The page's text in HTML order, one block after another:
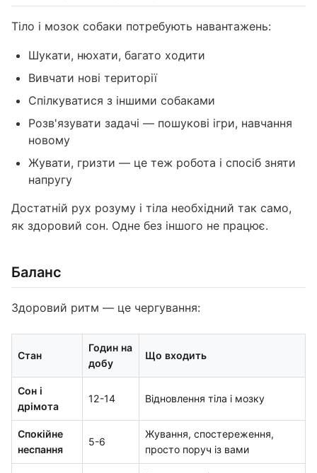
Тіло і мозок собаки потребують навантажень:
Шукати, нюхати, багато ходити
Вивчати нові території
Спілкуватися з іншими собаками
Розв'язувати задачі — пошукові ігри, навчання
новому
Жувати, гризти — це теж робота і спосіб зняти
напругу
Достатній рух розуму і тіла необхідний так само,
як здоровий сон. Одне без іншого не працює.
Баланс
Здоровий ритм — це чергування:
Стан
Годин на
добу
Що входить
Сон і
дрімота
12-14 Відновлення тіла і мозку
Спокійне
неспання
5-6
Жування, спостереження,
просто поруч із вами